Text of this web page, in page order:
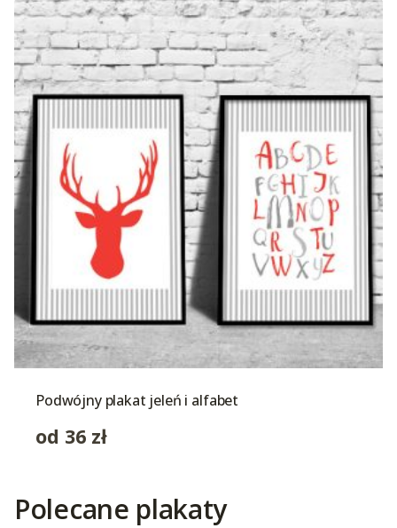
Podwójny plakat jeleń i alfabet
od 36 zł
Polecane plakaty